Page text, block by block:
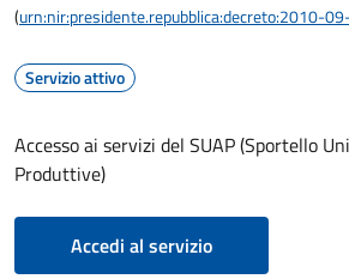
(urn:nir:presidente.repubblica:decreto:2010-
Servizio attivo
Accesso ai servizi del SUAP (Sportello
Produttive)
Accedi al servizio